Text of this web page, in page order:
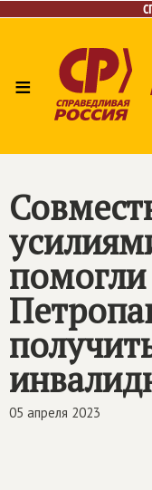
≡
05 апреля 2023